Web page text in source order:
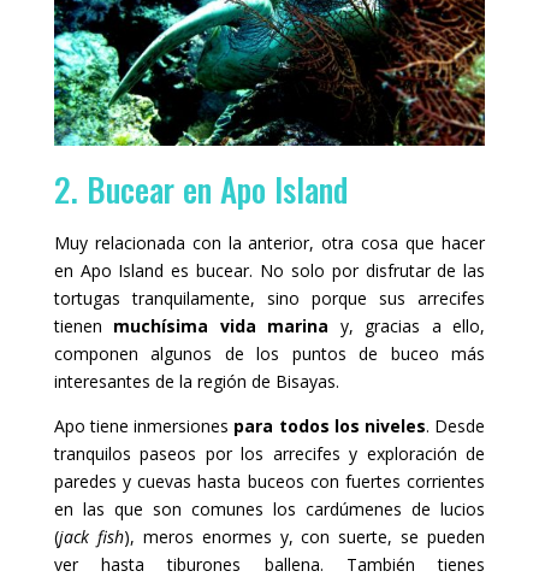
2. Bucear en Apo Island
Muy relacionada con la anterior, otra cosa que hacer
en Apo Island es bucear. No solo por disfrutar de las
tortugas tranquilamente, sino porque sus arrecifes
tienen muchísima vida marina y, gracias a ello,
componen algunos de los puntos de buceo más
interesantes de la región de Bisayas.
Apo tiene inmersiones para todos los niveles. Desde
tranquilos paseos por los arrecifes y exploración de
paredes y cuevas hasta buceos con fuertes corrientes
en las que son comunes los cardúmenes de lucios
(jack fish), meros enormes y, con suerte, se pueden
ver hasta tiburones ballena. También tienes